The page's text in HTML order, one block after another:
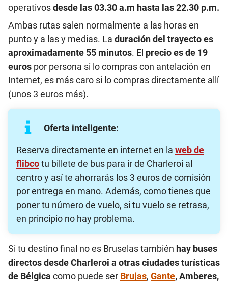
operativosdesde las 03.30 a.m hasta las 22.30 p.m.
Ambas rutas salen normalmente a las horas en
punto y a las y medias. La duración del trayecto es
aproximadamente 55 minutos. El precio es de 19
euros por persona si lo compras con antelación en
Internet, es más caro si lo compras directamente allí
(unos 3 euros más).
Oferta inteligente:
Reserva directamente en internet en la web de
flibcotu billete de bus para ir de Charleroi al
centro y así te ahorrarás los 3 euros de comisión
por entrega en mano. Además, como tienes que
poner tu número de vuelo, si tu vuelo se retrasa,
en principio no hay problema.
Si tu destino final no es Bruselas también hay buses
directos desde Charleroi a otras ciudades turísticas
de Bélgica como puede ser Brujas, Gante, Amberes,